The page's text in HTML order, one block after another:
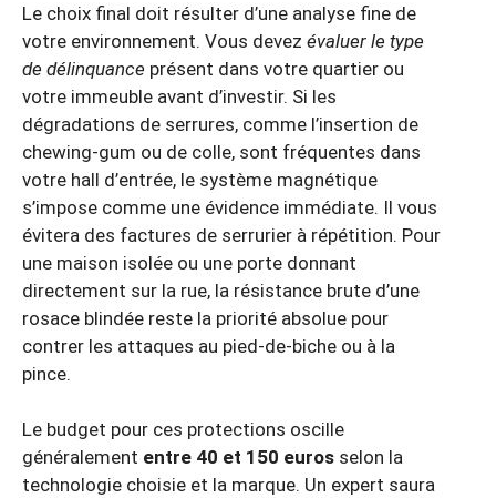
Le choix final doit résulter d’une analyse fine de
votre environnement. Vous devez évaluer le type
de délinquance présent dans votre quartier ou
votre immeuble avant d’investir. Si les
dégradations de serrures, comme l’insertion de
chewing-gum ou de colle, sont fréquentes dans
votre hall d’entrée, le système magnétique
s’impose comme une évidence immédiate. Il vous
évitera des factures de serrurier à répétition. Pour
une maison isolée ou une porte donnant
directement sur la rue, la résistance brute d’une
rosace blindée reste la priorité absolue pour
contrer les attaques au pied-de-biche ou à la
pince.
Le budget pour ces protections oscille
généralement entre 40 et 150 euros selon la
technologie choisie et la marque. Un expert saura